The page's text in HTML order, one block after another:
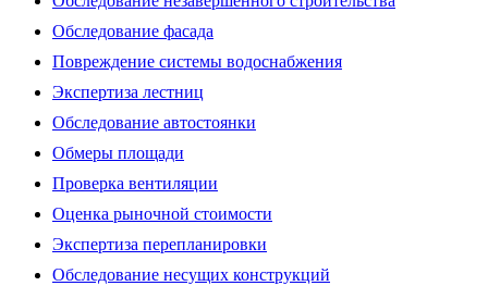
Обследование фасада
Повреждение системы водоснабжения
Экспертиза лестниц
Обследование автостоянки
Обмеры площади
Проверка вентиляции
Оценка рыночной стоимости
Экспертиза перепланировки
Обследование несущих конструкций